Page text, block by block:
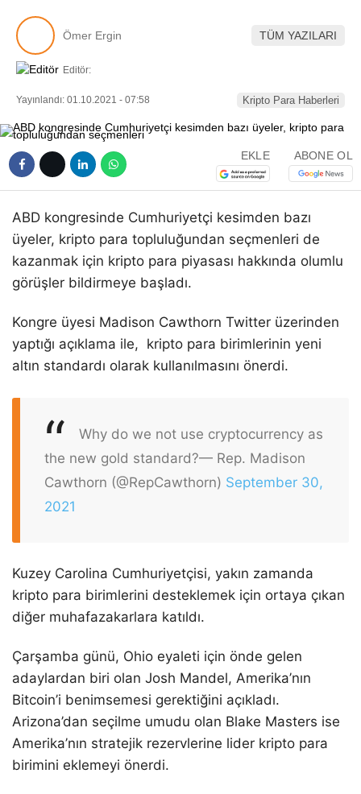
Ömer Ergin TÜM YAZILARI
Editör:
Yayınlandı: 01.10.2021 - 07:58 Kripto Para Haberleri
EKLE ABONE OL
ABD kongresinde Cumhuriyetçi kesimden bazı
üyeler, kripto para topluluğundan seçmenleri de
kazanmak için kripto para piyasası hakkında olumlu
görüşler bildirmeye başladı.
Kongre üyesi Madison Cawthorn Twitter üzerinden
yaptığı açıklama ile, kripto para birimlerinin yeni
altın standardı olarak kullanılmasını önerdi.
Why do we not use cryptocurrency as
the new gold standard?— Rep. Madison
Cawthorn (@RepCawthorn) September 30,
2021
Kuzey Carolina Cumhuriyetçisi, yakın zamanda
kripto para birimlerini desteklemek için ortaya çıkan
diğer muhafazakarlara katıldı.
Çarşamba günü, Ohio eyaleti için önde gelen
adaylardan biri olan Josh Mandel, Amerika’nın
Bitcoin’i benimsemesi gerektiğini açıkladı.
Arizona’dan seçilme umudu olan Blake Masters ise
Amerika’nın stratejik rezervlerine lider kripto para
birimini eklemeyi önerdi.